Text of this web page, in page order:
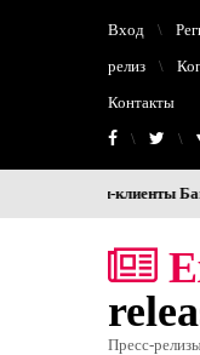
Вход
релиз
Контакты
клиенты Банка
Пресс-